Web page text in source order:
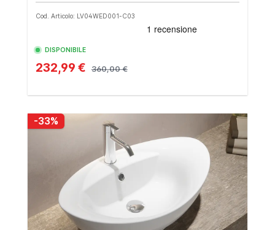
Cod. Articolo: LV04WED001-C03
DISPONIBILE
232,99 € 360,00 €
-33%